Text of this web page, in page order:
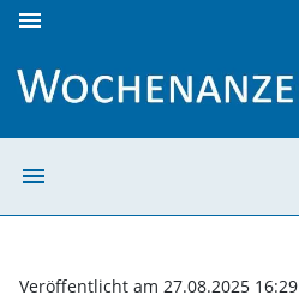
menu
menu
Veröffentlicht am 27.08.2025 16:29